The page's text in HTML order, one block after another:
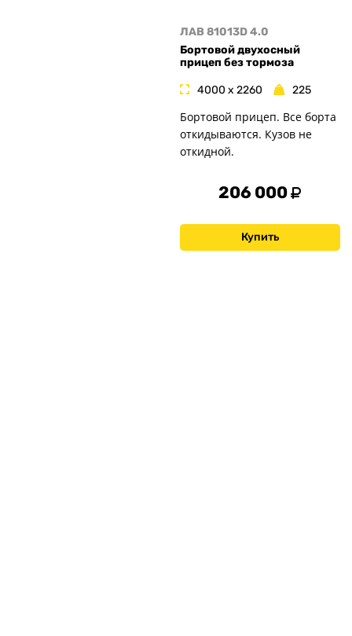
ЛАВ 81013D 4.0
Бортовой двухосный
прицеп без тормоза
4000 x 2260 225
Бортовой прицеп. Все борта
откидываются. Кузов не
откидной.
206 000
Купить